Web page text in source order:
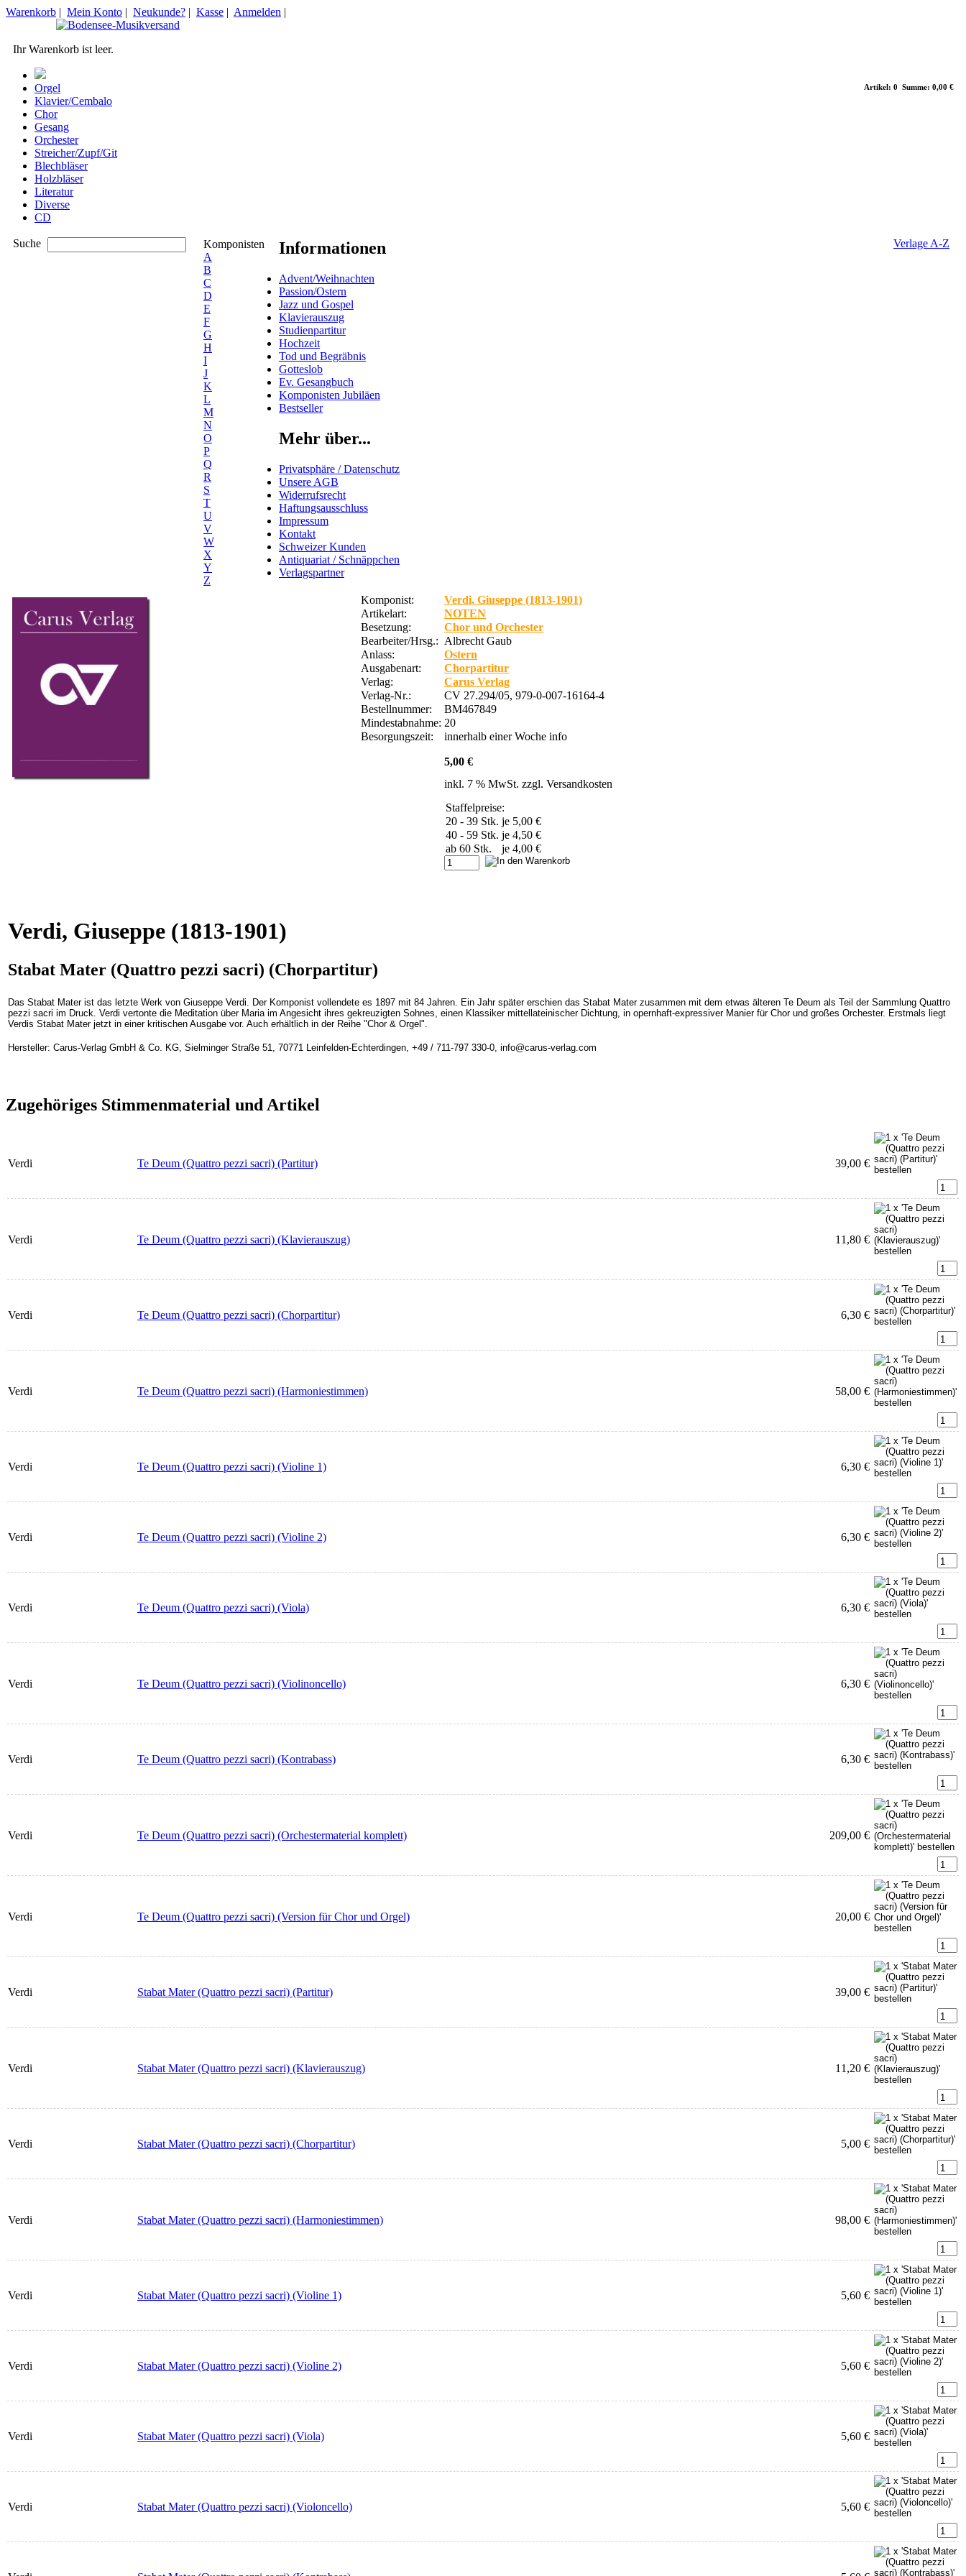
Artikel: 0 Summe: 0,00 €
Warenkorb | Mein Konto | Neukunde? | Kasse | Anmelden |
Ihr Warenkorb ist leer.
Orgel
Klavier/Cembalo
Chor
Gesang
Orchester
Streicher/Zupf/Git
Blechbläser
Holzbläser
Literatur
Diverse
CD
Suche
Komponisten
A
B
C
D
E
F
G
H
I
J
K
L
M
N
O
P
Q
R
S
T
U
V
W
X
Y
Z
Verlage A-Z
Informationen
Advent/Weihnachten
Passion/Ostern
Jazz und Gospel
Klavierauszug
Studienpartitur
Hochzeit
Tod und Begräbnis
Gotteslob
Ev. Gesangbuch
Komponisten Jubiläen
Bestseller
Mehr über...
Privatsphäre / Datenschutz
Unsere AGB
Widerrufsrecht
Haftungsausschluss
Impressum
Kontakt
Schweizer Kunden
Antiquariat / Schnäppchen
Verlagspartner
Komponist:
Verdi, Giuseppe (1813-1901)
Artikelart:
NOTEN
Besetzung:
Chor und Orchester
Bearbeiter/Hrsg.: Albrecht Gaub
Anlass:
Ostern
Ausgabenart:
Chorpartitur
Verlag:
Carus Verlag
Verlag-Nr.:
CV 27.294/05, 979-0-007-16164-4
Bestellnummer:
BM467849
Mindestabnahme: 20
Besorgungszeit:
innerhalb einer Woche info
5,00 €
inkl. 7 % MwSt. zzgl. Versandkosten
Staffelpreise:
20 - 39 Stk. je 5,00 €
40 - 59 Stk. je 4,50 €
ab 60 Stk.
je 4,00 €
Verdi, Giuseppe (1813-1901)
Stabat Mater (Quattro pezzi sacri) (Chorpartitur)
Das Stabat Mater ist das letzte Werk von Giuseppe Verdi. Der Komponist vollendete es 1897 mit 84 Jahren. Ein Jahr später erschien das Stabat Mater zusammen mit dem etwas älteren Te Deum als Teil der Sammlung Quattro
pezzi sacri im Druck. Verdi vertonte die Meditation über Maria im Angesicht ihres gekreuzigten Sohnes, einen Klassiker mittellateinischer Dichtung, in opernhaft-expressiver Manier für Chor und großes Orchester. Erstmals liegt
Verdis Stabat Mater jetzt in einer kritischen Ausgabe vor. Auch erhältlich in der Reihe "Chor & Orgel".
Hersteller: Carus-Verlag GmbH & Co. KG, Sielminger Straße 51, 70771 Leinfelden-Echterdingen, +49 / 711-797 330-0, info@carus-verlag.com
Zugehöriges Stimmenmaterial und Artikel
Verdi Te Deum (Quattro pezzi sacri) (Partitur) 39,00 €
Verdi Te Deum (Quattro pezzi sacri) (Klavierauszug) 11,80 €
Verdi Te Deum (Quattro pezzi sacri) (Chorpartitur) 6,30 €
Verdi Te Deum (Quattro pezzi sacri) (Harmoniestimmen) 58,00 €
Verdi Te Deum (Quattro pezzi sacri) (Violine 1) 6,30 €
Verdi Te Deum (Quattro pezzi sacri) (Violine 2) 6,30 €
Verdi Te Deum (Quattro pezzi sacri) (Viola) 6,30 €
Verdi Te Deum (Quattro pezzi sacri) (Violinoncello) 6,30 €
Verdi Te Deum (Quattro pezzi sacri) (Kontrabass) 6,30 €
Verdi Te Deum (Quattro pezzi sacri) (Orchestermaterial komplett) 209,00 €
Verdi Te Deum (Quattro pezzi sacri) (Version für Chor und Orgel) 20,00 €
Verdi Stabat Mater (Quattro pezzi sacri) (Partitur) 39,00 €
Verdi Stabat Mater (Quattro pezzi sacri) (Klavierauszug) 11,20 €
Verdi Stabat Mater (Quattro pezzi sacri) (Chorpartitur) 5,00 €
Verdi Stabat Mater (Quattro pezzi sacri) (Harmoniestimmen) 98,00 €
Verdi Stabat Mater (Quattro pezzi sacri) (Violine 1) 5,60 €
Verdi Stabat Mater (Quattro pezzi sacri) (Violine 2) 5,60 €
Verdi Stabat Mater (Quattro pezzi sacri) (Viola) 5,60 €
Verdi Stabat Mater (Quattro pezzi sacri) (Violoncello) 5,60 €